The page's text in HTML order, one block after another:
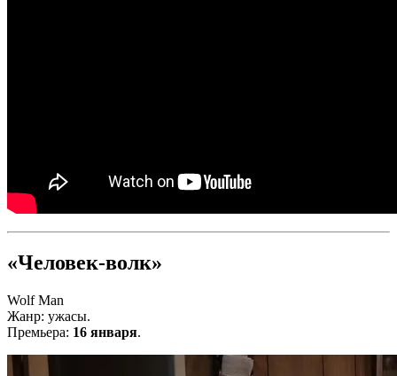
«Человек-волк»
Wolf Man
Жанр: ужасы.
Премьера: 16 января.